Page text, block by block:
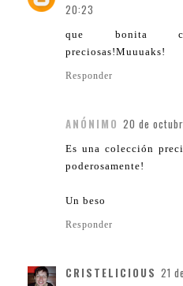
20:23
que bonita
preciosas!Muuuaks!
Responder
ANÓNIMO 20 de
Es una colección
poderosamente!
Un beso
Responder
CRISTELICIOUS 21